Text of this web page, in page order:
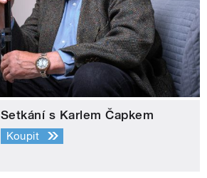
Setkání s Karlem Čapkem
Koupit